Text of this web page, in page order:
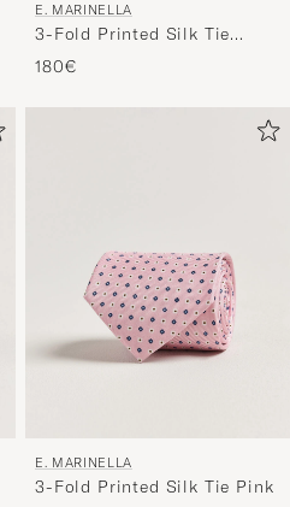
E. MARINELLA
3-Fold Printed Silk Tie
Burgundy
180€
E. MARINELLA
3-Fold Printed Silk Tie Pink